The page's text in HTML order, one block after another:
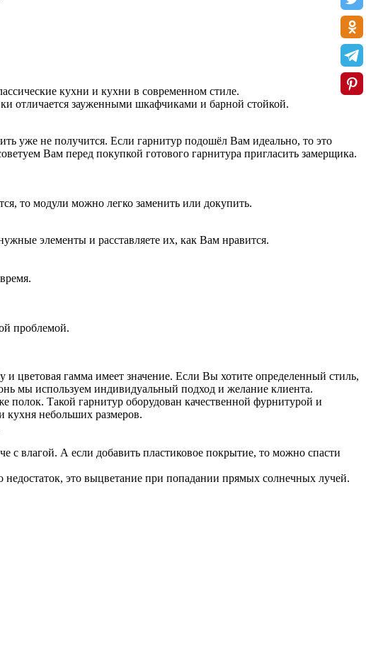
кухни и кухни в современном стиле.
отличается зауженными шкафчиками и барной стойкой.
уже не получится. Если гарнитур подошёл Вам идеально, то это
Вам перед покупкой готового гарнитура пригласить замерщика.
то модули можно легко заменить или докупить.
элементы и расставляете их, как Вам нравится.
проблемой.
цветовая гамма имеет значение. Если Вы хотите определенный стиль,
мы используем индивидуальный подход и желание клиента.
Такой гарнитур оборудован качественной фурнитурой и
кухня небольших размеров.
с влагой. А если добавить пластиковое покрытие, то можно спасти
это выцветание при попадании прямых солнечных лучей.